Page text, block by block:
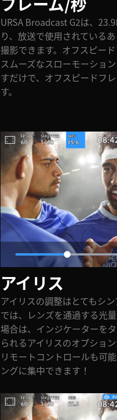
URSA Broadcast G2は、
り、放送で使用されている
撮影できます。オフスピード
スムーズなスローモーショ
すだけで、オフスピードフ
す。
アイリス
アイリスの調整はとてもシ
では、レンズを通過する光
場合は、インジケーターを
られるアイリスのオプショ
リモートコントロールも可
ングに集中できます！